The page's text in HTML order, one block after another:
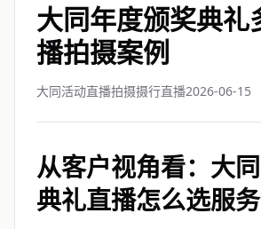
大同年度颁奖典礼
播拍摄案例
大同活动直播拍摄摄行直播2026-06-15
从客户视角看：大
典礼直播怎么选服